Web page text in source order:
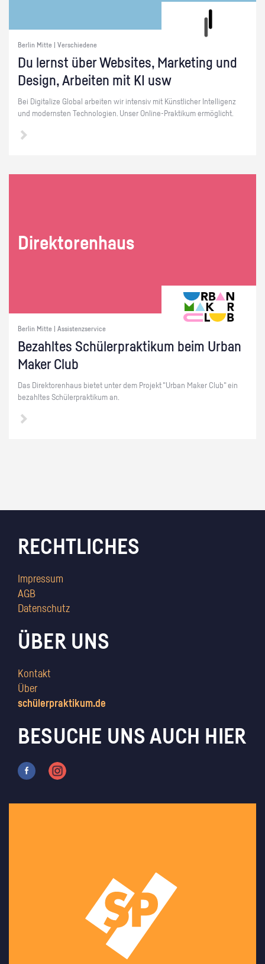
Berlin Mitte | Verschiedene
Du lernst über Web­sites, Mar­ke­ting und
De­sign, Ar­bei­ten mit KI usw
Bei Di­gi­ta­li­ze Glo­bal ar­bei­ten wir in­ten­siv mit Künst­li­cher In­tel­li­genz
und mo­derns­ten Tech­no­lo­gi­en. Unser On­line-Prak­ti­kum er­mög­licht.
Di­rek­to­ren­haus
Berlin Mitte | Assistenzservice
Be­zahl­tes Schü­ler­prak­ti­kum beim Urban
Maker Club
Das Di­rek­to­ren­haus bie­tet unter dem Pro­jekt "Urban Maker Club" ein
be­zahl­tes Schü­ler­prak­ti­kum an.
RECHTLICHES
Impressum
AGB
Datenschutz
ÜBER UNS
Kontakt
Über
schülerpraktikum.de
BESUCHE UNS AUCH HIER